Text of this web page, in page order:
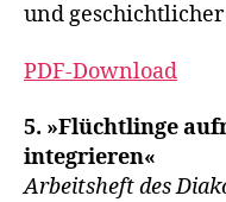
und
PDF-Download
5. »Flüchtlinge
integrieren«
Arbeitsheft des